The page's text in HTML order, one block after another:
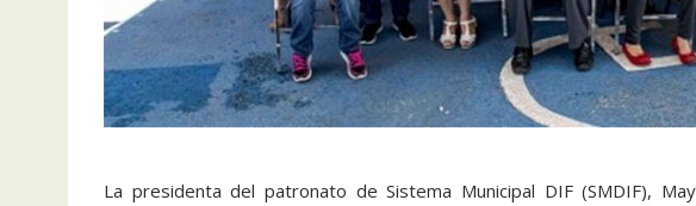
La presidenta del patronato de Sistema Municipal DIF (SMDIF),